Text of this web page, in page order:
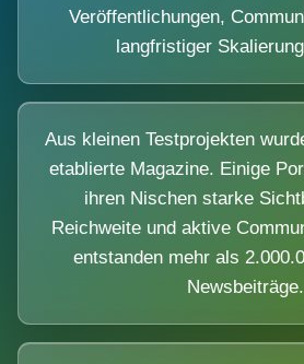
Veröffentlichungen,
langfristiger
Aus kleinen Testprojekten
etablierte Magazine. Einige
ihren Nischen starke
Reichweite und aktive
entstanden mehr als
Newsbeiträge.